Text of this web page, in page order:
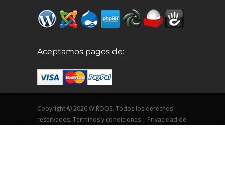
Aceptamos pagos de:
Copyright © 2026 WIROOS. Todos los derechos
reservados. Términos y condiciones | Privacidad de